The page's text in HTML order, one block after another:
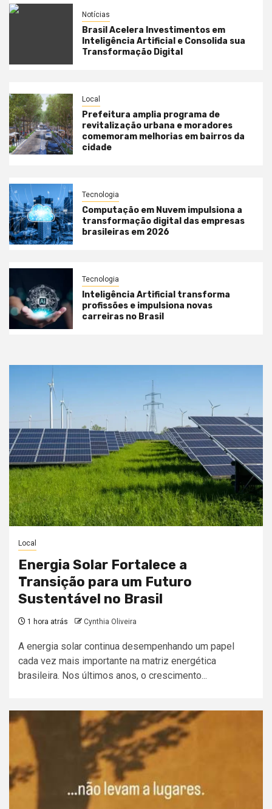
Notícias
Brasil Acelera Investimentos em
Inteligência Artificial e Consolida sua
Transformação Digital
Local
Prefeitura amplia programa de
revitalização urbana e moradores
comemoram melhorias em bairros da
cidade
Tecnologia
Computação em Nuvem impulsiona a
transformação digital das empresas
brasileiras em 2026
Tecnologia
Inteligência Artificial transforma
profissões e impulsiona novas
carreiras no Brasil
Local
Energia Solar Fortalece a
Transição para um Futuro
Sustentável no Brasil
1 hora atrás Cynthia Oliveira
A energia solar continua desempenhando um papel
cada vez mais importante na matriz energética
brasileira. Nos últimos anos, o crescimento...